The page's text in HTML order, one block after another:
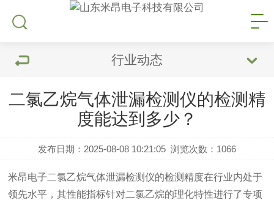
行业动态
二氯乙烷气体泄漏检测仪的检测精
度能达到多少？
发布日期：2025-08-08 10:21:05 浏览次数： 1066
米昂电子二氯乙烷气体泄漏检测仪的检测精度在行业内处于
领先水平，其性能指标针对二氯乙烷的理化特性进行了专项